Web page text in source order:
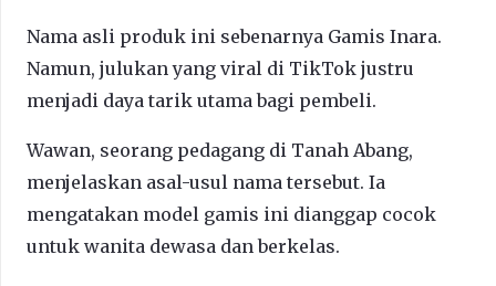
Nama asli produk ini sebenarnya Gamis Inara.
Namun, julukan yang viral di TikTok justru
menjadi daya tarik utama bagi pembeli.
Wawan, seorang pedagang di Tanah Abang,
menjelaskan asal-usul nama tersebut. Ia
mengatakan model gamis ini dianggap cocok
untuk wanita dewasa dan berkelas.